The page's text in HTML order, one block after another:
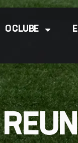
O CLUBE